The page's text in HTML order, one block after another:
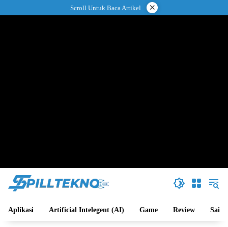
ke
Scroll Untuk Baca Artikel ×
Aplikasi Artificial Intelegent (AI) Game Review Sains